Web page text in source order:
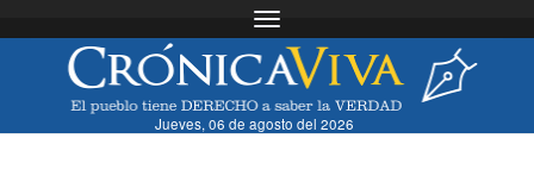
Toggle navigation
Jueves, 06 de agosto del 2026